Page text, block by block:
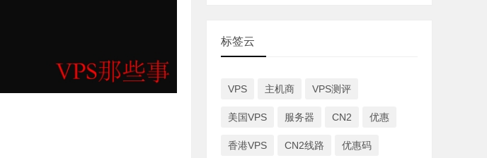
标签云
VPS 主机商 VPS测评
美国VPS 服务器 CN2 优惠
香港VPS CN2线路 优惠码